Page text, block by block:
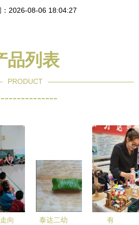
：2026-08-06 18:04:27
品列表
PRODUCT
向
泰达二幼
有